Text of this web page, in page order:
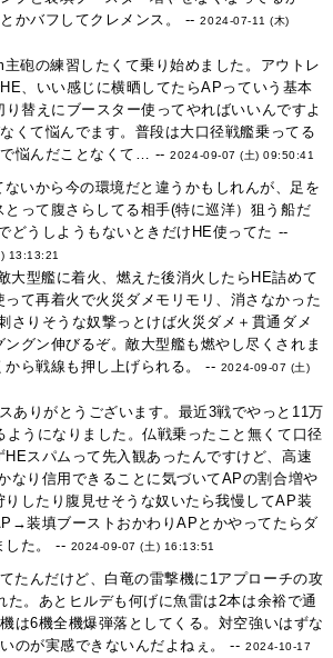
かバフしてクレメンス。 --2024-07-11 (木)
主砲の練習したくて乗り始めました。アウトレ
、いい感じに横晒してたらAPっていう基本
替えにブースター使ってやればいいんですよ
くて悩んでます。普段は大口径戦艦乗ってる
で悩んだことなくて… --2024-09-07 (土) 09:50:41
ないから今の環境だと違うかもしれんが、足を
とって腹さらしてる相手(特に巡洋）狙う船だ
どうしようもないときだけHE使ってた --
13:13:21
大型艦に着火、燃えた後消火したらHE詰めて
って再着火で火災ダメモリモリ、消さなかった
さりそうな奴撃っとけば火災ダメ＋貫通ダメ
ングン伸びるぞ。敵大型艦も燃やし尽くされま
から戦線も押し上げられる。 -- 2024-09-07 (土)
ありがとうございます。最近3戦でやっと11万
ようになりました。仏戦乗ったこと無くて口径
HEスパムって先入観あったんですけど、高速
なり信用できることに気づいてAPの割合増や
りしたり腹見せそうな奴いたら我慢してAP装
装填ブーストおかわりAPとかやってたらダ
した。 -- 2024-09-07 (土) 16:13:51
たんだけど、白竜の雷撃機に1アプローチの攻
た。あとヒルデも何げに魚雷は2本は余裕で通
は6機全機爆弾落としてくる。対空強いはずな
のが実感できないんだよねぇ。 --2024-10-17